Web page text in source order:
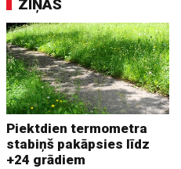
ZIŅAS
Piektdien termometra
stabiņš pakāpsies līdz
+24 grādiem